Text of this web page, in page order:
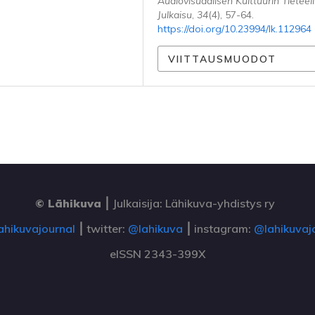
Julkaisu, 34(4), 57-64.
https://doi.org/10.23994/lk.112964
VIITTAUSMUODOT
© Lähikuva
Julkaisija: Lähikuva-yhdistys ry
⎮ twitter: @lahikuva ⎮ instagram:
eISSN 2343-399X